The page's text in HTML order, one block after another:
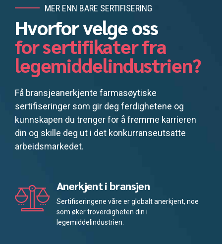
MER ENN BARE SERTIFISERING
Hvorfor velge oss
for sertifikater fra
legemiddelindustrien?
Få bransjeanerkjente farmasøytiske
sertifiseringer som gir deg ferdighetene og
kunnskapen du trenger for å fremme karrieren
din og skille deg ut i det konkurranseutsatte
arbeidsmarkedet.
Anerkjent i bransjen
Sertifiseringene våre er globalt anerkjent, noe
som øker troverdigheten din i
legemiddelindustrien.